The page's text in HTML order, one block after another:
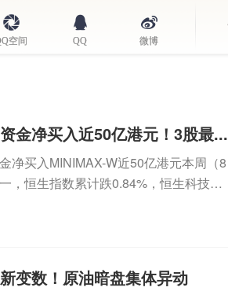
空间 QQ 微博
金净买入近50亿港元！3股最...
净买入MINIMAX-W近50亿港元本周（8
，恒生指数累计跌0.84%，恒生科技指
变数！原油暗盘集体异动